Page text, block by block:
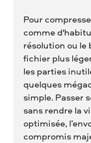
Pour
comme
résolution ou
fichier plus
les parties
quelques
simple. Passer
sans rendre la
optimisée,
compromis